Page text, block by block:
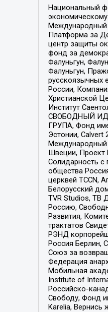
Национальный
Международный
Платформа за
центр защиты
фонд за
Фалуньгун,
Фалуньгун,
русскоязычных
России,
Христианской
Институт
СВОБОДНЫЙ
ГРУПА, Фонд
Эстонии,
Международный
Швеции, Проект
Солидарность с
общества
церквей TCCN,
Белорусский
TVR Studios, ТВ
Россию,
Развития,
трактатов
РЭНД
Россия Берлин,
Союз за
Федерация
Мобильная
Institute of
Российско-
Свободу, Фонд
Karelia,